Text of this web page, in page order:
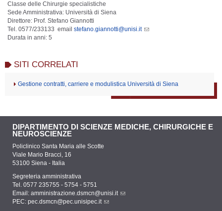
Classe delle Chirurgie specialistiche
Sede Amministrativa: Università di Siena
Direttore: Prof. Stefano Giannotti
Tel. 0577/233133 email stefano.giannotti@unisi.it
Durata in anni: 5
SITI CORRELATI
Gestione contratti, carriere e modulistica Università di Siena
DIPARTIMENTO DI SCIENZE MEDICHE, CHIRURGICHE E
NEUROSCIENZE
Policlinico Santa Maria alle Scotte
Viale Mario Bracci, 16
53100 Siena - Italia
Segreteria amministrativa
Tel. 0577 235755 - 5754 - 5751
Email: amministrazione.dsmcn@unisi.it
PEC: pec.dsmcn@pec.unisipec.it